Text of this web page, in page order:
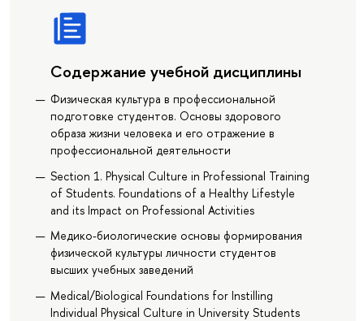
Содержание учебной дисциплины
Физическая культура в профессиональной
подготовке студентов. Основы здорового
образа жизни человека и его отражение в
профессиональной деятельности
Section 1. Physical Culture in Professional Training
of Students. Foundations of a Healthy Lifestyle
and its Impact on Professional Activities
Медико-биологические основы формирования
физической культуры личности студентов
высших учебных заведений
Medical/Biological Foundations for Instilling
Individual Physical Culture in University Students